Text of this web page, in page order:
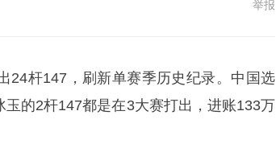
举报
24杆147，刷新单赛季历史纪录。中国选
的2杆147都是在3大赛打出，进账133万